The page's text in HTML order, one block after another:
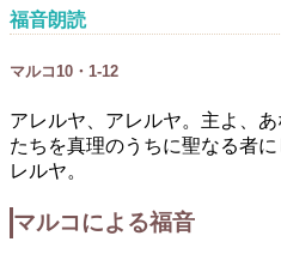
福音朗読
マルコ10・1-12
アレルヤ、アレルヤ。主よ、
たちを真理のうちに聖なる者
レルヤ。
マルコによる福音